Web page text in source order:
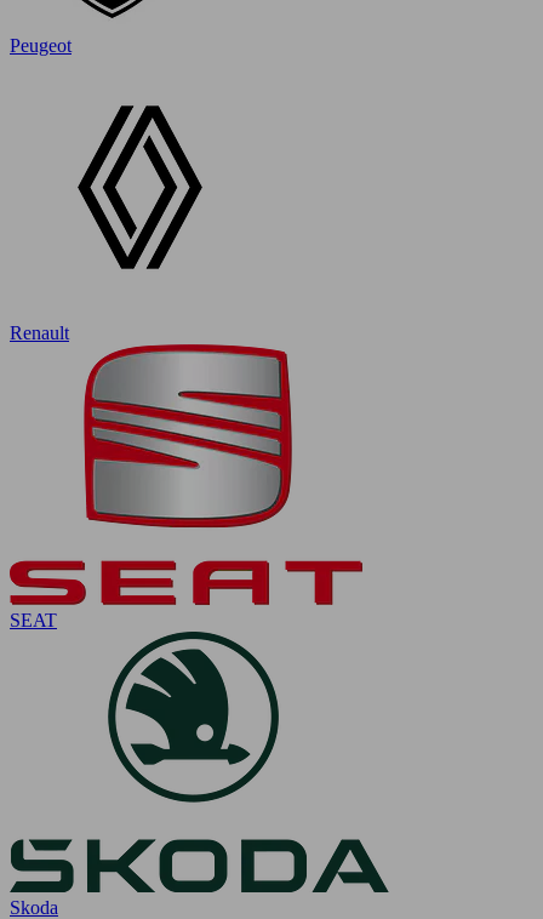
Peugeot
Renault
SEAT
Skoda